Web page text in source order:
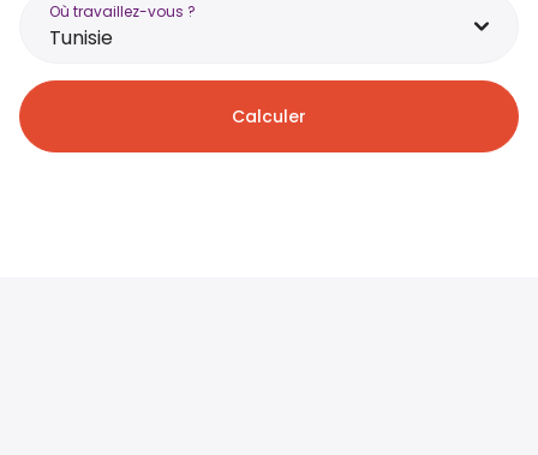
Où travaillez-vous ?
Tunisie
Calculer